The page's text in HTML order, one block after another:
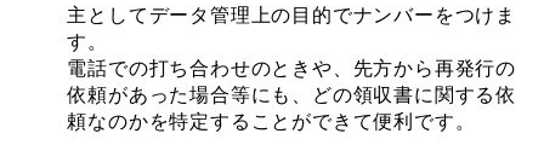
主としてデータ管理上の目的でナンバーをつけま
す。
電話での打ち合わせのときや、先方から再発行の
依頼があった場合等にも、どの領収書に関する依
頼なのかを特定することができて便利です。